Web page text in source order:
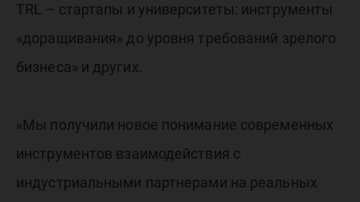
TRL – стартапы и университеты: инструменты
«доращивания» до уровня требований зрелого
бизнеса» и других.
«Мы получили новое понимание современных
инструментов взаимодействия с
индустриальными партнерами на реальных